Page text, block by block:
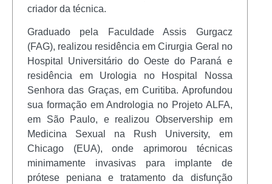
criador da técnica.
Graduado pela Faculdade Assis Gurgacz
(FAG), realizou residência em Cirurgia Geral no
Hospital Universitário do Oeste do Paraná e
residência em Urologia no Hospital Nossa
Senhora das Graças, em Curitiba. Aprofundou
sua formação em Andrologia no Projeto ALFA,
em São Paulo, e realizou Observership em
Medicina Sexual na Rush University, em
Chicago (EUA), onde aprimorou técnicas
minimamente invasivas para implante de
prótese peniana e tratamento da disfunção